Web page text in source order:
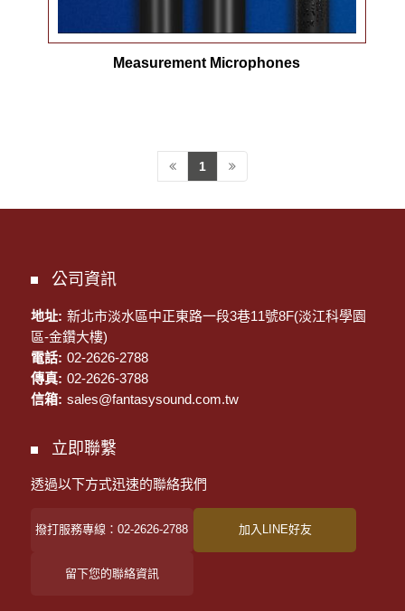
Measurement Microphones
1
公司資訊
地址: 新北市淡水區中正東路一段3巷11號8F(淡江科學園
區-金鑽大樓)
電話: 02-2626-2788
傳真: 02-2626-3788
信箱: sales@fantasysound.com.tw
立即聯繫
透過以下方式迅速的聯絡我們
撥打服務專線：02-2626-2788 加入LINE好友
留下您的聯絡資訊